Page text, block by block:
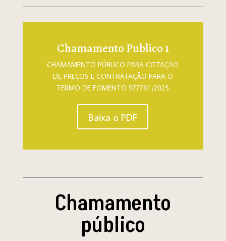
Chamamento Publico 1
CHAMAMENTO PÚBLICO PARA COTAÇÃO
DE PREÇOS E CONTRATAÇÃO PARA O
TERMO DE FOMENTO 977761 /2025
Baixa o PDF
Chamamento
público